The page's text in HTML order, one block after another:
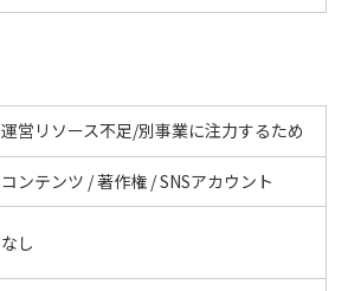
運営リソース不足/別事業に注力するため
コンテンツ / 著作権 / SNSアカウント
なし